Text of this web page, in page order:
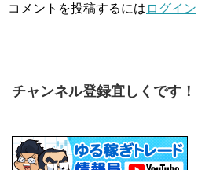
コメントを投稿するには ログイン
チャンネル登録宜しくです！